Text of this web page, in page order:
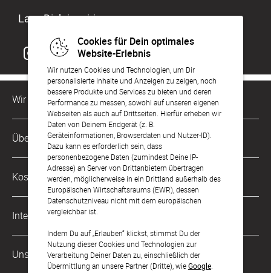
Cookies für Dein optimales
Website-Erlebnis
Wir nutzen Cookies und Technologien, um Dir
personalisierte Inhalte und Anzeigen zu zeigen, noch
bessere Produkte und Services zu bieten und deren
Performance zu messen, sowohl auf unseren eigenen
Webseiten als auch auf Drittseiten. Hierfür erheben wir
Daten von Deinem Endgerät (z. B.
Geräteinformationen, Browserdaten und Nutzer-ID).
Dazu kann es erforderlich sein, dass
personenbezogene Daten (zumindest Deine IP-
Adresse) an Server von Drittanbietern übertragen
werden, möglicherweise in ein Drittland außerhalb des
Europäischen Wirtschaftsraums (EWR), dessen
Datenschutzniveau nicht mit dem europäischen
vergleichbar ist.
Indem Du auf „Erlauben“ klickst, stimmst Du der
Nutzung dieser Cookies und Technologien zur
Verarbeitung Deiner Daten zu, einschließlich der
Übermittlung an unsere Partner (Dritte), wieGoogle
Lass Dich inspirieren
Wir sind für Dich da
Kundenservice-Hotline
0221 956 725 10
Mo. - Fr. von 9 bis 17 Uhr
kontakt@sendmoments.de
Über Uns
Philosophie
Karriere
Impressum
AGB & Widerrufsrecht
Zahlung & Versand
Kostenlose Services
Musterkarten
Digitale Fotoalben
Digitale Gästelisten
International
Österreich
Schweiz
Unsere Zahlungsarten